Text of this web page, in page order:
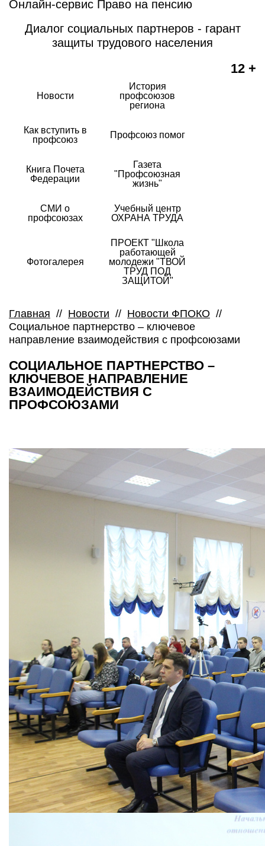
Онлайн-сервис Право на пенсию
Диалог социальных партнеров - гарант
защиты трудового населения
12 +
Новости
История
профсоюзов
региона
Как вступить в
профсоюз
Профсоюз помог
Книга Почета
Федерации
Газета
"Профсоюзная
жизнь"
СМИ о
профсоюзах
Учебный центр
ОХРАНА ТРУДА
Фотогалерея
ПРОЕКТ "Школа
работающей
молодежи "ТВОЙ
ТРУД ПОД
ЗАЩИТОЙ"
Главная // Новости // Новости ФПОКО //
Социальное партнерство – ключевое
направление взаимодействия с профсоюзами
СОЦИАЛЬНОЕ ПАРТНЕРСТВО –
КЛЮЧЕВОЕ НАПРАВЛЕНИЕ
ВЗАИМОДЕЙСТВИЯ С
ПРОФСОЮЗАМИ